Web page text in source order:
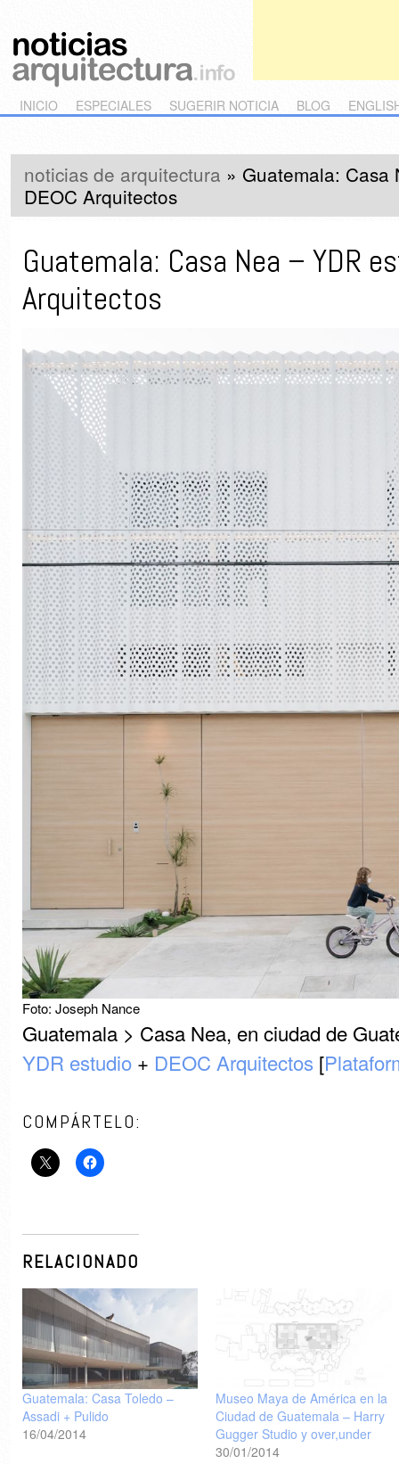
Main menu
Skip to primary content
Skip to secondary content
INICIO ESPECIALES SUGERIR NOTICIA BLOG
noticias de arquitectura » Guatemala: Casa
DEOC Arquitectos
Guatemala: Casa Nea – YDR
Arquitectos
Foto: Joseph Nance
Guatemala > Casa Nea, en ciudad de
YDR estudio+ DEOC Arquitectos [
COMPÁRTELO:
RELACIONADO
Guatemala: Casa Toledo –
Assadi + Pulido
16/04/2014
Museo Maya de América en la
Ciudad de Guatemala – Harry
Gugger Studio y over,under
30/01/2014